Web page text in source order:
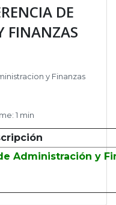
DE
FINANZAS
y Finanzas
1 min
Administración y